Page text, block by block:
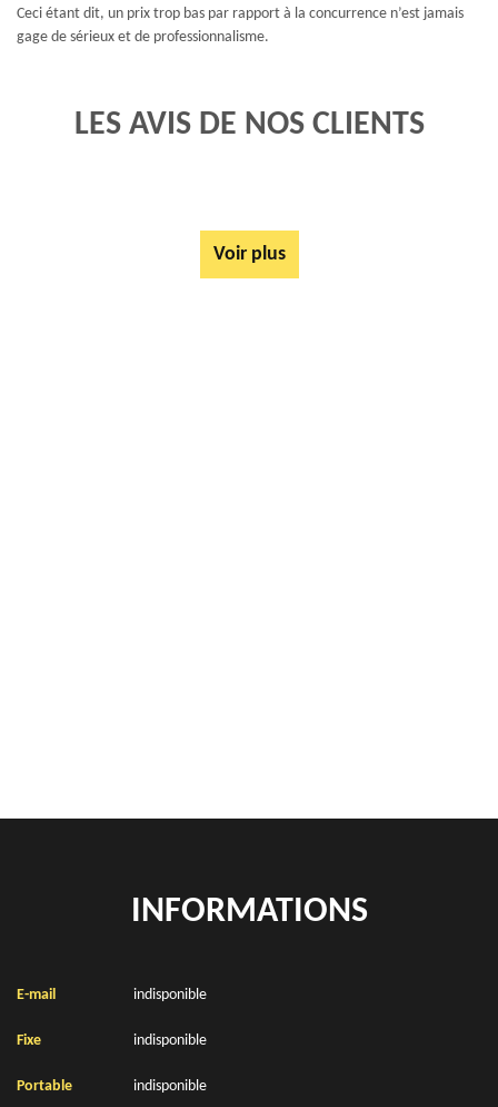
Ceci étant dit, un prix trop bas par rapport à la concurrence n’est jamais
gage de sérieux et de professionnalisme.
LES AVIS DE NOS CLIENTS
Voir plus
INFORMATIONS
E-mail indisponible
Fixe indisponible
Portable indisponible